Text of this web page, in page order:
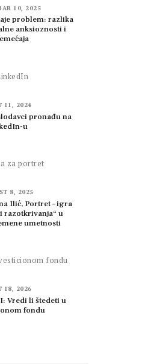
10, 2025
problem: razlika
anksioznosti i
11, 2024
pronađu na
u
8, 2025
Ilić, Portret – igra
razotkrivanja“ u
umetnosti
18, 2026
Vredi li štedeti u
fondu